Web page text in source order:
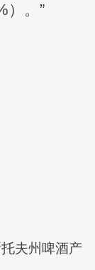
）。”
夫州啤酒产